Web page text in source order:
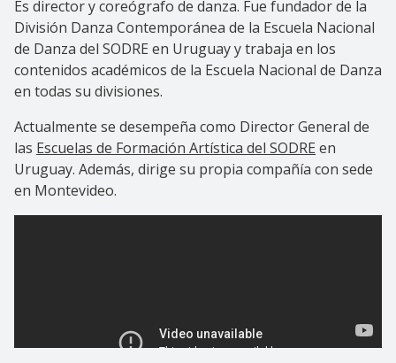
Es director y coreógrafo de danza. Fue fundador de la
División Danza Contemporánea de la Escuela Nacional
de Danza del SODRE en Uruguay y trabaja en los
contenidos académicos de la Escuela Nacional de Danza
en todas su divisiones.
Actualmente se desempeña como Director General de
las Escuelas de Formación Artística del SODRE en
Uruguay. Además, dirige su propia compañía con sede
en Montevideo.